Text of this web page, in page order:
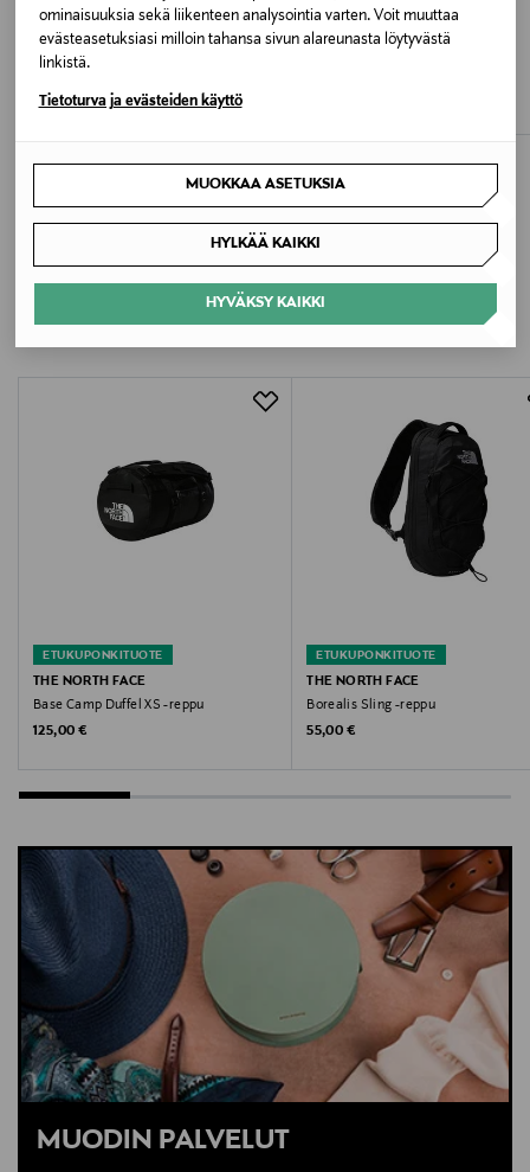
ominaisuuksia sekä liikenteen analysointia varten. Voit muuttaa
evästeasetuksiasi milloin tahansa sivun alareunasta löytyvästä
linkistä.
Tietoturva ja evästeiden käyttö
MUOKKAA ASETUKSIA
HYLKÄÄ KAIKKI
HYVÄKSY KAIKKI
ETUKUPONKITUOTE
THE NORTH FACE
Base Camp Duffel XS -reppu
Original Price
125,00 €
ETUKUPONKITUOTE
THE NORTH FACE
LISÄÄ KIINNOSTAVIA
TUOTTEITA
ETUKUPONKITUOTE
THE NORTH FACE
Base Camp Duffel XS -reppu
Original Price
125,00 €
ETUKUPONKITUOTE
THE NORTH FACE
Borealis Sling -reppu
Original Price
55,00 €
MUODIN PALVELUT